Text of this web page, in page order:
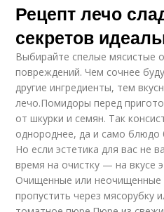
Рецепт лечо
секретов
Выбирайте спелые мясистые
повреждений. Чем сочнее
другие ингредиенты, тем
лечо.Помидоры перед
от шкурки и семян. Так
однороднее, да и само блюдо
Но если эстетика для вас не
время на очистку — на вкусе
Очищенные или неочищенные
пропустить через мясорубку